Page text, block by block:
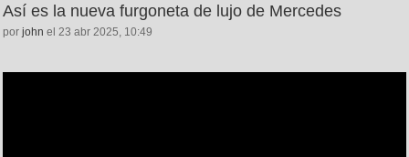
Así es la nueva furgoneta de lujo de Mercedes
por john el 23 abr 2025, 10:49